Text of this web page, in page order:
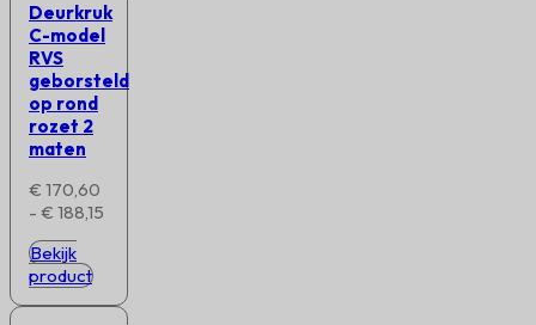
Deurkruk
C-model
RVS
geborsteld
op rond
rozet 2
maten
€ 170,60
- € 188,15
Bekijk
product